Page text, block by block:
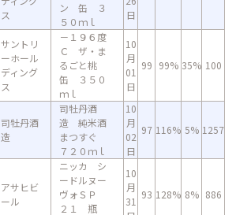
ス
ン 缶 ３
５０ｍｌ
日
サントリ
ーホール
ディング
ス
－１９６度
Ｃ ザ・ま
るごと桃
缶 ３５０
ｍｌ
10
月
01
日
99 99% 35% 100
司牡丹酒
造
司牡丹酒
造 純米酒
まつすぐ
７２０ｍｌ
10
月
02
日
97 116% 5% 1257
アサヒビ
ール
ニッカ シ
ードルヌー
ヴォＳＰ
２１ 瓶
10
月
31
93 128% 8% 886